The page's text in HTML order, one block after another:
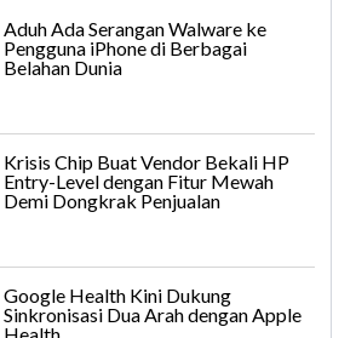
Aduh Ada Serangan Walware ke
Pengguna iPhone di Berbagai
Belahan Dunia
Krisis Chip Buat Vendor Bekali HP
Entry-Level dengan Fitur Mewah
Demi Dongkrak Penjualan
Google Health Kini Dukung
Sinkronisasi Dua Arah dengan Apple